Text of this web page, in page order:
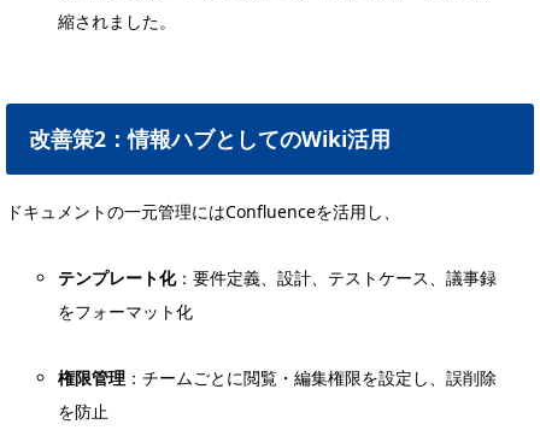
縮されました。
改善策2：情報ハブとしてのWiki活用
ドキュメントの一元管理にはConfluenceを活用し、
テンプレート化：要件定義、設計、テストケース、議事録
をフォーマット化
権限管理 ：チームごとに閲覧・編集権限を設定し、誤削除
を防止